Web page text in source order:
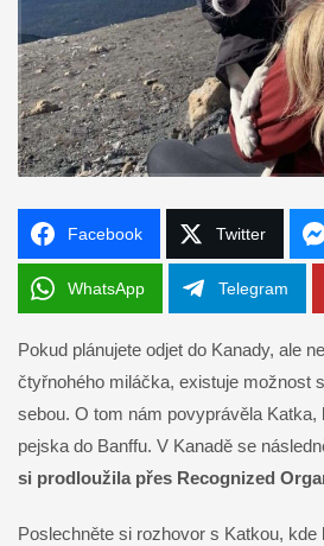
Facebook Twitter
WhatsApp Telegram
Pokud plánujete odjet do Kanady, ale
čtyřnohého miláčka, existuje možnost
sebou. O tom nám povyprávěla
pejska do Banffu. V Kanadě se
si prodloužila přes Recognized
Poslechněte si rozhovor s Katkou,